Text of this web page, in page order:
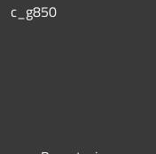
c_g850